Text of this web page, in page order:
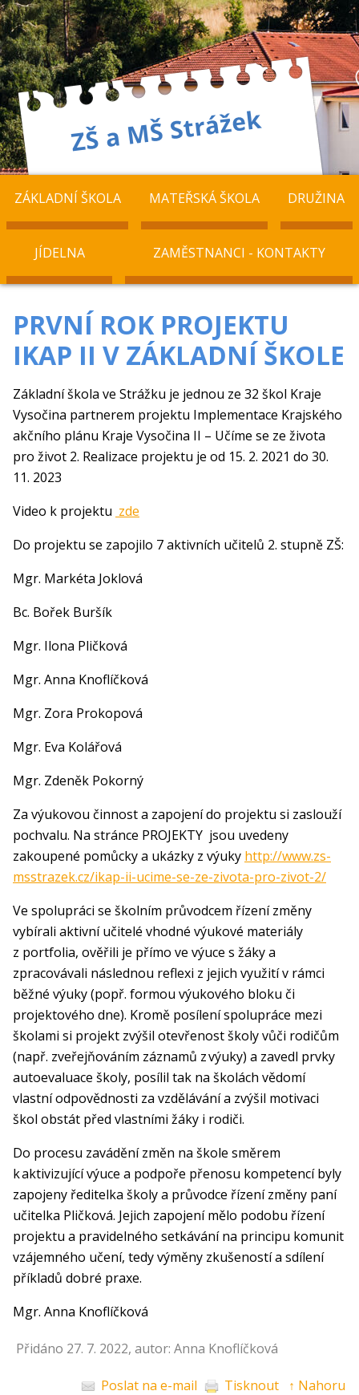
ZÁKLADNÍ ŠKOLA MATEŘSKÁ ŠKOLA DRUŽINA
JÍDELNA ZAMĚSTNANCI - KONTAKTY
PRVNÍ ROK PROJEKTU
IKAP II V ZÁKLADNÍ ŠKOLE
Základní škola ve Strážku je jednou ze 32 škol Kraje
Vysočina partnerem projektu Implementace Krajského
akčního plánu Kraje Vysočina II – Učíme se ze života
pro život 2. Realizace projektu je od 15. 2. 2021 do 30.
11. 2023
Video k projektu zde
Do projektu se zapojilo 7 aktivních učitelů 2. stupně ZŠ:
Mgr. Markéta Joklová
Bc. Bořek Buršík
Mgr. Ilona Pličková
Mgr. Anna Knoflíčková
Mgr. Zora Prokopová
Mgr. Eva Kolářová
Mgr. Zdeněk Pokorný
Za výukovou činnost a zapojení do projektu si zaslouží
pochvalu. Na stránce PROJEKTY jsou uvedeny
zakoupené pomůcky a ukázky z výuky http://www.zs-
msstrazek.cz/ikap-ii-ucime-se-ze-zivota-pro-zivot-2/
Ve spolupráci se školním průvodcem řízení změny
vybírali aktivní učitelé vhodné výukové materiály
z portfolia, ověřili je přímo ve výuce s žáky a
zpracovávali následnou reflexi z jejich využití v rámci
běžné výuky (popř. formou výukového bloku či
projektového dne). Kromě posílení spolupráce mezi
školami si projekt zvýšil otevřenost školy vůči rodičům
(např. zveřejňováním záznamů z výuky) a zavedl prvky
autoevaluace školy, posílil tak na školách vědomí
vlastní odpovědnosti za vzdělávání a zvýšil motivaci
škol obstát před vlastními žáky i rodiči.
Do procesu zavádění změn na škole směrem
k aktivizující výuce a podpoře přenosu kompetencí byly
zapojeny ředitelka školy a průvodce řízení změny paní
učitelka Pličková. Jejich zapojení mělo podobu řízení
projektu a pravidelného setkávání na principu komunit
vzájemného učení, tedy výměny zkušeností a sdílení
příkladů dobré praxe.
Mgr. Anna Knoflíčková
Přidáno 27. 7. 2022, autor: Anna Knoflíčková
Poslat na e-mail Tisknout ↑ Nahoru